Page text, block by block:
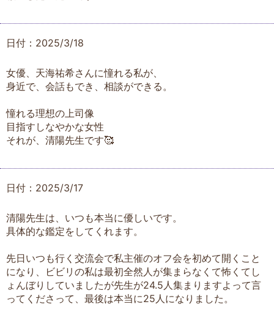
日付：2025/3/18
女優、天海祐希さんに憧れる私が、
身近で、会話もでき、相談ができる。
憧れる理想の上司像
目指すしなやかな女性
それが、清陽先生です🥰
日付：2025/3/17
清陽先生は、いつも本当に優しいです。
具体的な鑑定をしてくれます。
先日いつも行く交流会で私主催のオフ会を初めて開くこと
になり、ビビリの私は最初全然人が集まらなくて怖くてし
ょんぼりしていましたが先生が24.5人集まりますよって言
ってくださって、最後は本当に25人になりました。